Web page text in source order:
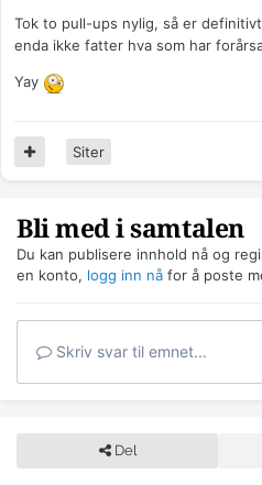
Tok to pull-ups nylig, så er
enda ikke fatter hva som har
Yay
Siter
Bli med i samtalen
Du kan publisere innhold nå og
en konto, logg inn nå for å poste
Skriv svar til emnet...
Del